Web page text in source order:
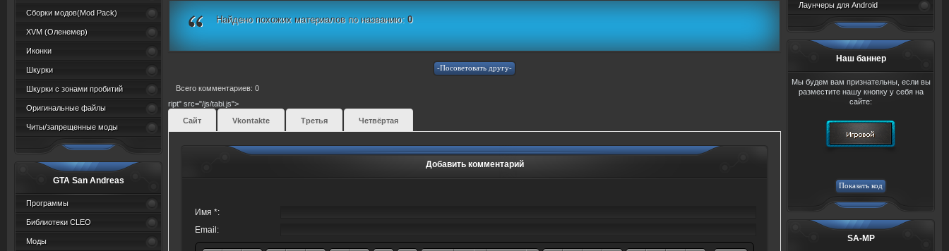
Сборки модов(Mod Pack)
XVM (Oленемер)
Иконки
Шкурки
Шкурки с зонами пробитий
Оригинальные файлы
Читы/запрещенные моды
GTA San Andreas
Программы
Библиотеки CLEO
Моды
Лаунчеры для Android
Наш баннер
Мы будем вам признательны, если вы
разместите нашу кнопку у себя на
сайте:
SA-MP
Найдено похожих материалов по названию: 0
Всего комментариев: 0
ript" src="/js/tabi.js">
Сайт
Vkontakte Третья Четвёртая
Добавить комментарий
Имя *:
Email: